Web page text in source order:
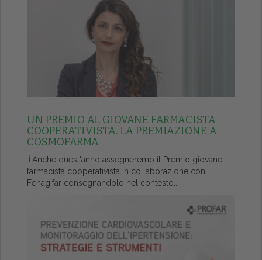
UN PREMIO AL GIOVANE FARMACISTA
COOPERATIVISTA. LA PREMIAZIONE A
COSMOFARMA
ŤAnche quest'anno assegneremo il Premio giovane
farmacista cooperativista in collaborazione con
Fenagifar consegnandolo nel contesto...